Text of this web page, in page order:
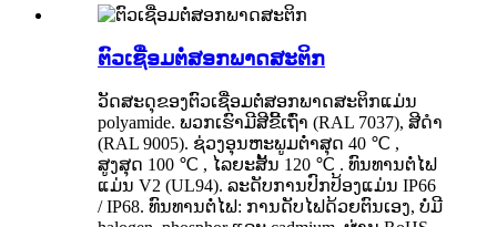
ຕົວເຊື່ອມຕໍ່ສອກພາດສະຕິກ
ວັດສະດຸຂອງຕົວເຊື່ອມຕໍ່ສອກພາດສະຕິກແມ່ນ
polyamide. ພວກເຮົາມີສີຂີ້ເຖົ່າ (RAL 7037), ສີດໍາ
(RAL 9005). ຊ່ວງອຸນຫະພູມຕໍ່າສຸດ 40 ℃ ,
ສູງສຸດ 100 ℃ , ໄລຍະສັ້ນ 120 ℃ . ທົນທານຕໍ່ໄຟ
ແມ່ນ V2 (UL94). ລະດັບການປົກປ້ອງແມ່ນ IP66
/ IP68. ທົນທານຕໍ່ໄຟ: ການດັບໄຟດ້ວຍຕົນເອງ, ບໍ່ມີ